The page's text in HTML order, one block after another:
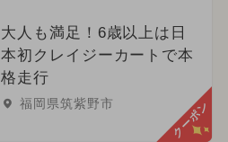
大人も満足！6歳以上は日
本初クレイジーカートで本
格走行
福岡県筑紫野市 クーポン